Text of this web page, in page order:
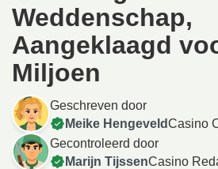
Weddenschap,
Aangeklaagd
Miljoen
Geschreven door
Meike HengeveldCasino
Gecontroleerd door
Marijn TijssenCasino